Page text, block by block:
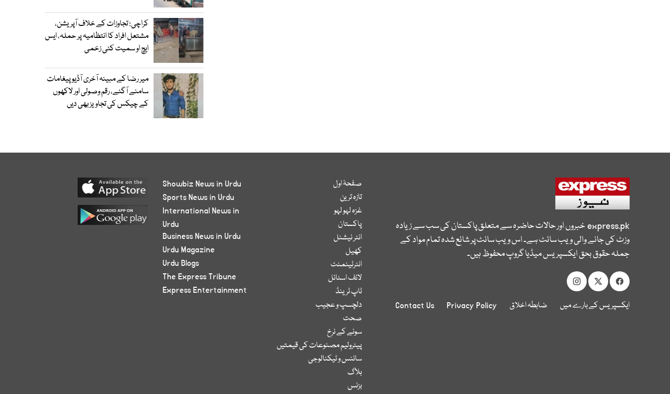
کراچی: تجاوزات کے خلاف آپریشن،
مشتعل افراد کا انتظامیہ پر حملہ، ایس
ایچ او سمیت کئی زخمی
میر رضا کے مبینہ آخری آڈیو پیغامات
سامنے آگئے، رقم وصولی اور لاکھوں
کے چیکس کی تجاویز بھی دیں
express.pkخبروں اور حالات حاضرہ سے متعلق پاکستان کی سب سے زیادہ
وزٹ کی جانے والی ویب سائٹ ہے۔ اس ویب سائٹ پر شائع شدہ تمام مواد کے
جملہ حقوق بحق ایکسپریس میڈیا گروپ محفوظ ہیں۔
ایکسپریس کے بارے میں ضابطہ اخلاق Privacy Policy
Contact Us
صفحۂ اول
تازہ ترین
غزہ لہو لہو
پاکستان
انٹر نیشنل
کھیل
انٹرٹینمنٹ
لائف اسٹائل
ٹاپ ٹرینڈ
دلچسپ و عجیب
صحت
سونے کے نرخ
پیٹرولیم مصنوعات کی قیمتیں
سائنس و ٹیکنالوجی
بلاگ
بزنس
Showbiz News in Urdu
Sports News in Urdu
International News in
Urdu
Business News in Urdu
Urdu Magazine
Urdu Blogs
The Express Tribune
Express Entertainment